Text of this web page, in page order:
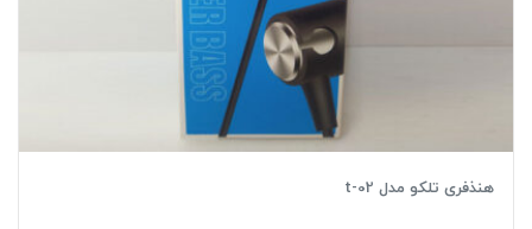
هنذفری تلکو مدل t-02